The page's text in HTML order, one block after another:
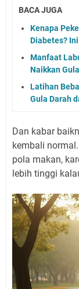
BACA JUGA
Kenapa
Diabetes?
Manfaat
Naikkan
Latihan
Gula Darah
Dan kabar
kembali
pola makan,
lebih tinggi